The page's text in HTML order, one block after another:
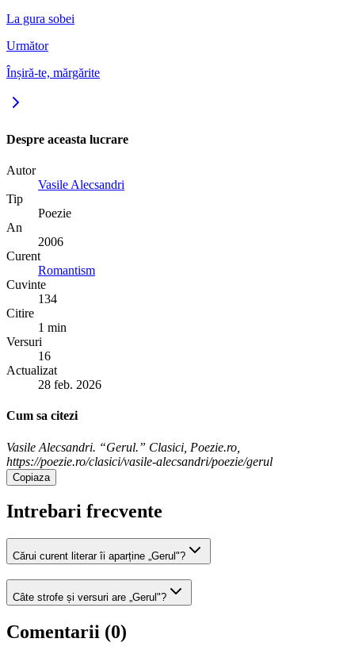
La gura sobei
Următor
Înșiră-te, mărgărite
Despre aceasta lucrare
Autor
Vasile Alecsandri
Tip
Poezie
An
2006
Curent
Romantism
Cuvinte
134
Citire
1 min
Versuri
16
Actualizat
28 feb. 2026
Cum sa citezi
Vasile Alecsandri. “Gerul.” Clasici, Poezie.ro,
https://poezie.ro/clasici/vasile-alecsandri/poezie/gerul
Copiaza
Intrebari frecvente
Cărui curent literar îi aparține „Gerul"?
Câte strofe și versuri are „Gerul"?
Comentarii (0)